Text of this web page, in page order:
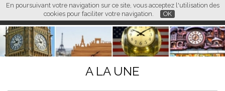
En poursuivant votre navigation sur ce site, vous acceptez l'utilisation des
cookies pour faciliter votre navigation.
OK
FR EN CN
L M
A LA UNE